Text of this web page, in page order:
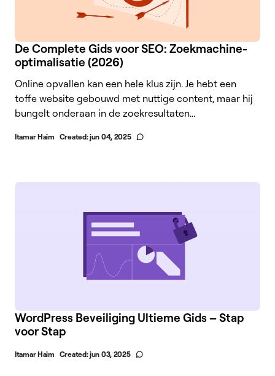
De Complete Gids voor SEO: Zoekmachine-
optimalisatie (2026)
Online opvallen kan een hele klus zijn. Je hebt een
toffe website gebouwd met nuttige content, maar hij
bungelt onderaan in de zoekresultaten...
Itamar Haim Created:jun 04, 2025
WordPress Beveiliging Ultieme Gids – Stap
voor Stap
Itamar Haim Created:jun 03, 2025